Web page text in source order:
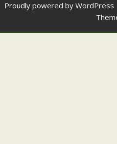
Proudly powered by WordPress